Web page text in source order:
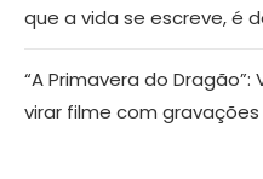
que a vida se escreve, é
“A Primavera do
virar filme com